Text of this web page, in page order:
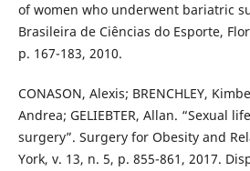
of women who underwent bariatric
Brasileira de Ciências do Esporte,
p. 167-183, 2010.
CONASON, Alexis; BRENCHLEY,
Andrea; GELIEBTER, Allan. “Sexual
surgery”. Surgery for Obesity and
York, v. 13, n. 5, p. 855-861, 2017.